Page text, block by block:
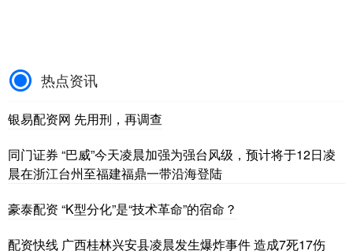
热点资讯
银易配资网 先用刑，再调查
同门证券 “巴威”今天凌晨加强为强台风级，预计将于12日凌
晨在浙江台州至福建福鼎一带沿海登陆
豪泰配资 “K型分化”是“技术革命”的宿命？
配资快线 广西桂林兴安县凌晨发生爆炸事件 造成7死17伤